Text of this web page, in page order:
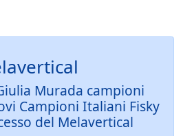
Murada campioni
Campioni Italiani Fisky
del Melavertical